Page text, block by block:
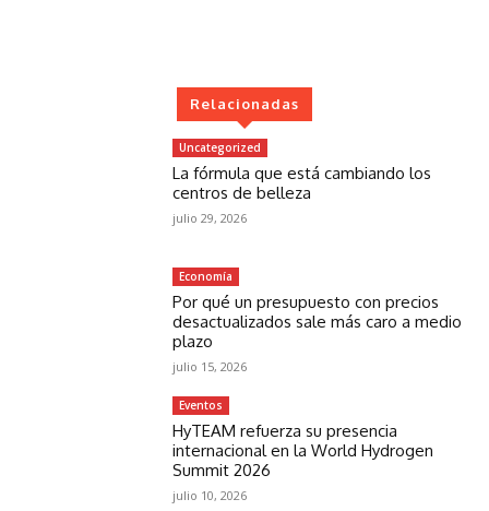
Relacionadas
Uncategorized
La fórmula que está cambiando los
centros de belleza
julio 29, 2026
Economía
Por qué un presupuesto con precios
desactualizados sale más caro a medio
plazo
julio 15, 2026
Eventos
HyTEAM refuerza su presencia
internacional en la World Hydrogen
Summit 2026
julio 10, 2026